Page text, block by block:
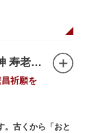
のリニューアル
百貨店は今でも
をはじめ、全国か
鷲神社（浅草名所七福神 寿老人）
祈願を
。古くから「おと